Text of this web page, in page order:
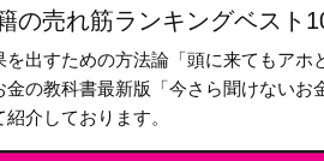
の売れ筋ランキングベスト
出すための方法論「頭に来てもアホ
の教科書最新版「今さら聞けないお
介しております。